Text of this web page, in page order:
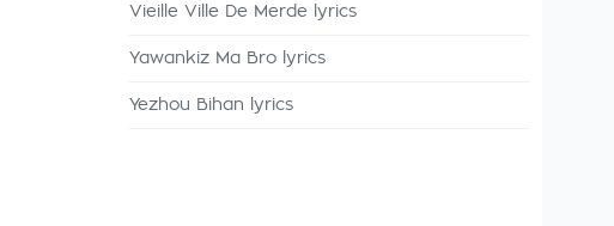
Vieille Ville De Merde lyrics
Yawankiz Ma Bro lyrics
Yezhou Bihan lyrics